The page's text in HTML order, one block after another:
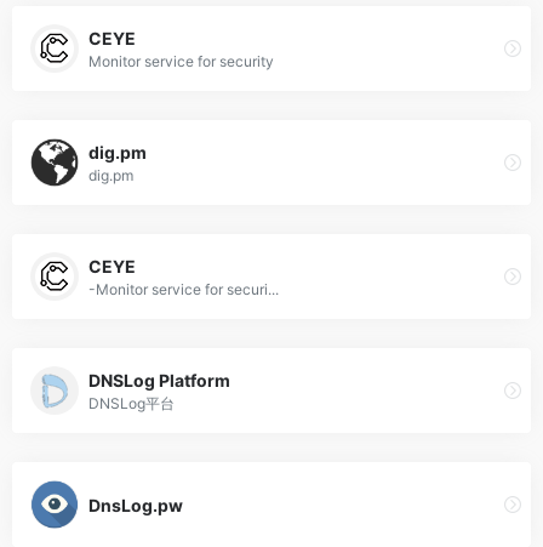
CEYE
Monitor service for security
dig.pm
dig.pm
CEYE
-Monitor service for securi...
DNSLog Platform
DNSLog平台
DnsLog.pw